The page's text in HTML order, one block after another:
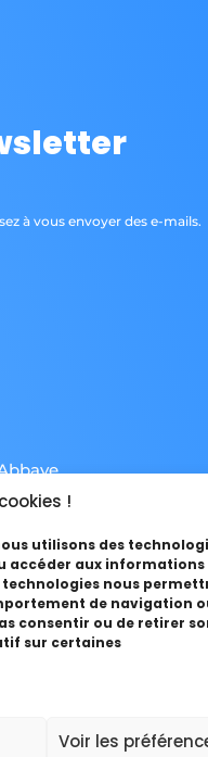
!
utilisons des
accéder aux informations
technologies nous
de navigation
consentir ou de retirer
sur certaines
Voir les
à vous envoyer des e-mails.
Contact Site